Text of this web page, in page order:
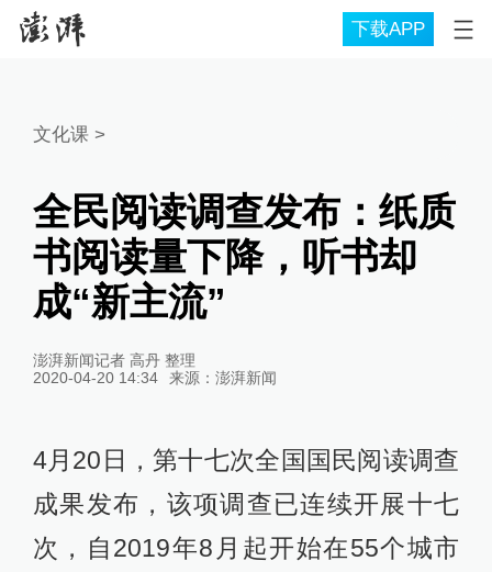
下载APP
文化课>
全民阅读调查发布：纸质
书阅读量下降，听书却
成“新主流”
澎湃新闻记者 高丹 整理
2020-04-20 14:34
来源： 澎湃新闻
4月20日，第十七次全国国民阅读调查
成果发布，该项调查已连续开展十七
次，自2019年8月起开始在55个城市